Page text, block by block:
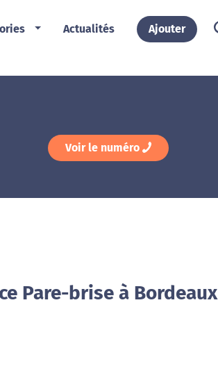
Actualités Ajouter
Voir le numéro
Pare-brise à Bordeaux